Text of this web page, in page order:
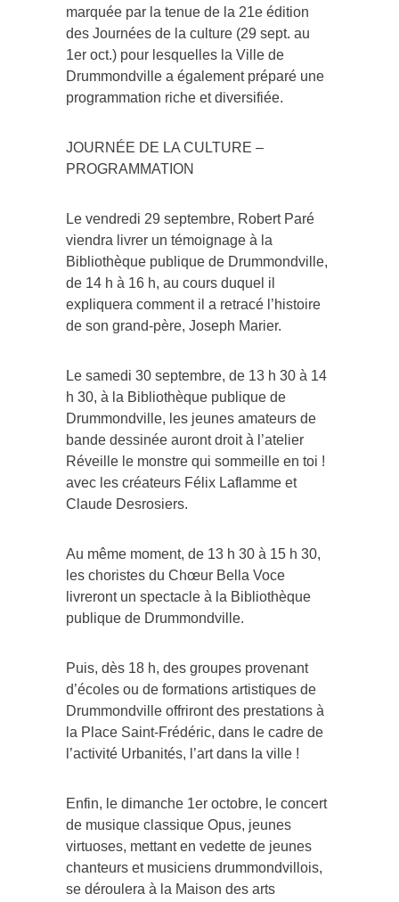
marquée par la tenue de la 21e édition
des Journées de la culture (29 sept. au
1er oct.) pour lesquelles la Ville de
Drummondville a également préparé une
programmation riche et diversifiée.
JOURNÉE DE LA CULTURE –
PROGRAMMATION
Le vendredi 29 septembre, Robert Paré
viendra livrer un témoignage à la
Bibliothèque publique de Drummondville,
de 14 h à 16 h, au cours duquel il
expliquera comment il a retracé l’histoire
de son grand-père, Joseph Marier.
Le samedi 30 septembre, de 13 h 30 à 14
h 30, à la Bibliothèque publique de
Drummondville, les jeunes amateurs de
bande dessinée auront droit à l’atelier
Réveille le monstre qui sommeille en toi !
avec les créateurs Félix Laflamme et
Claude Desrosiers.
Au même moment, de 13 h 30 à 15 h 30,
les choristes du Chœur Bella Voce
livreront un spectacle à la Bibliothèque
publique de Drummondville.
Puis, dès 18 h, des groupes provenant
d’écoles ou de formations artistiques de
Drummondville offriront des prestations à
la Place Saint-Frédéric, dans le cadre de
l’activité Urbanités, l’art dans la ville !
Enfin, le dimanche 1er octobre, le concert
de musique classique Opus, jeunes
virtuoses, mettant en vedette de jeunes
chanteurs et musiciens drummondvillois,
se déroulera à la Maison des arts